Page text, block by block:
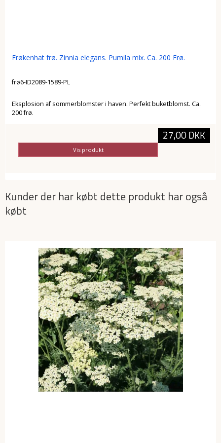
Frøkenhat frø. Zinnia elegans. Pumila mix. Ca. 200 Frø.
frø6-ID2089-1589-PL
Eksplosion af sommerblomster i haven. Perfekt buketblomst. Ca.
200 frø.
27,00 DKK
Vis produkt
Kunder der har købt dette produkt har også
købt